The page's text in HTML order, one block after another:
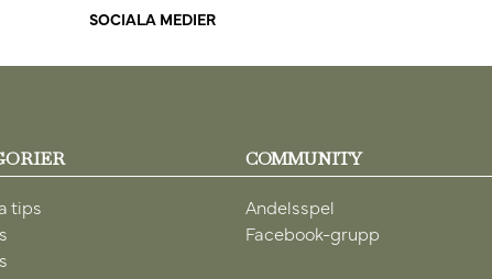
SOCIALA MEDIER
tips
COMMUNITY
Andelsspel
Facebook-grupp